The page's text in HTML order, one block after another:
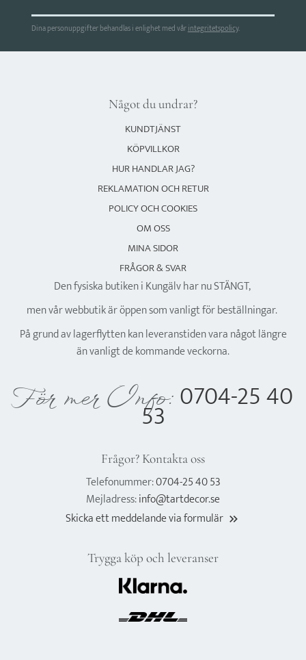
Dina personuppgifter behandlas i enlighet med vårintegritetspolicy.
Något du undrar?
KUNDTJÄNST
KÖPVILLKOR
HUR HANDLAR JAG?
REKLAMATION OCH RETUR
POLICY OCH COOKIES
OM OSS
MINA SIDOR
FRÅGOR & SVAR
Den fysiska butiken i Kungälv har nu STÄNGT,
men vår webbutik är öppen som vanligt för beställningar.
På grund av lagerflytten kan leveranstiden vara något längre
än vanligt de kommande veckorna.
För mer Info: 0704-25 40
53
Frågor? Kontakta oss
Telefonummer:0704-25 40 53
Mejladress:info@tartdecor.se
Skicka ett meddelande via formulär keyboard_double_arrow_right
Trygga köp och leveranser